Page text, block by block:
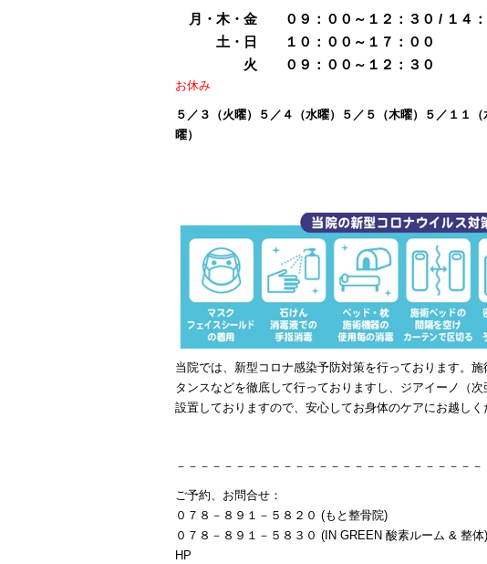
月・木・金 ０９：００～１２：３０ / １４：
土・日 １０：００～１７：００
火 ０９：００～１２：３０
お休み
５／３（火曜）５／４（水曜）５／５（木曜） ５ ／１１
曜）
当院では、新型コロナ感染予防対策を行っております。
タンスなどを徹底して行っておりますし、ジアイーノ（
設置しておりますので、安心してお身体のケアにお越しく
－－－－－－－－－－－－－－－－－－－－－－－－－－
ご予約、お問合せ：
０７８－８９１－５８２０ (もと整骨院)
０７８－８９１－５８３０ (IN GREEN 酸素ルーム & 整体)
HP